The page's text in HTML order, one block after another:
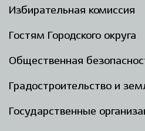
Избирательная комиссия
Гостям Городского округа
Общественная
Градостроительство и
Государственные